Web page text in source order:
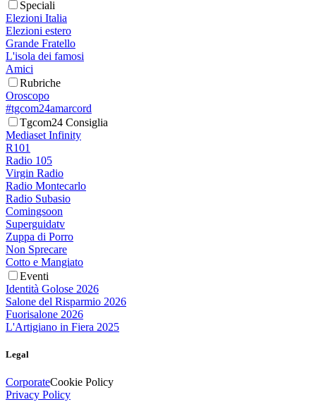
Speciali
Elezioni Italia
Elezioni estero
Grande Fratello
L'isola dei famosi
Amici
Rubriche
Oroscopo
#tgcom24amarcord
Tgcom24 Consiglia
Mediaset Infinity
R101
Radio 105
Virgin Radio
Radio Montecarlo
Radio Subasio
Comingsoon
Superguidatv
Zuppa di Porro
Non Sprecare
Cotto e Mangiato
Eventi
Identità Golose 2026
Salone del Risparmio 2026
Fuorisalone 2026
L'Artigiano in Fiera 2025
Legal
CorporateCookie Policy
Privacy Policy